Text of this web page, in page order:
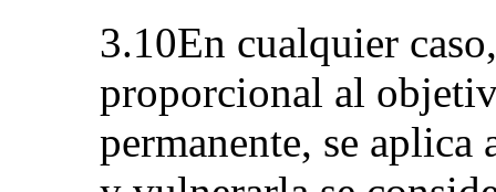
3.10En cualquier
proporcional al
permanente, se